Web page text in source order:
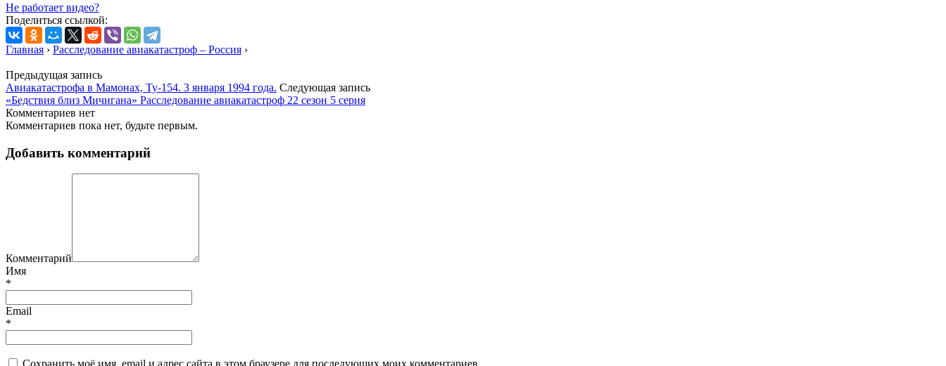
Не работает видео?
Поделиться ссылкой:
Главная › Расследование авиакатастроф – Россия ›
Предыдущая запись
Авиакатастрофа в Мамонах, Ту-154. 3 января 1994 года. Следующая запись
«Бедствия близ Мичигана» Расследование авиакатастроф 22 сезон 5 серия
Комментариев нет
Комментариев пока нет, будьте первым.
Добавить комментарий
Комментарий
Имя
*
Email
*